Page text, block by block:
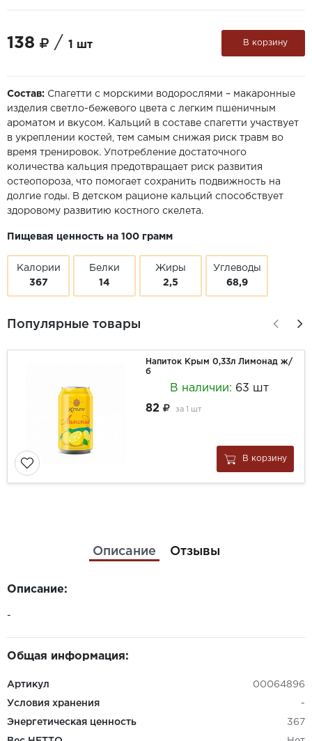
138 / 1 шт В корзину
Состав: Спагетти с морскими водорослями – макаронные
изделия светло-бежевого цвета с легким пшеничным
ароматом и вкусом. Кальций в составе спагетти участвует
в укреплении костей, тем самым снижая риск травм во
время тренировок. Употребление достаточного
количества кальция предотвращает риск развития
остеопороза, что помогает сохранить подвижность на
долгие годы. В детском рационе кальций способствует
здоровому развитию костного скелета.
Пищевая ценность на 100 грамм
Калории
367
Белки
14
Жиры
2,5
Углеводы
68,9
Популярные товары
Напиток Крым 0,33л Лимонад ж/
б
В наличии: 63 шт
82
за 1 шт
В корзину
Описание Отзывы
Описание:
-
Общая информация:
Артикул 00064896
Условия хранения -
Энергетическая ценность 367